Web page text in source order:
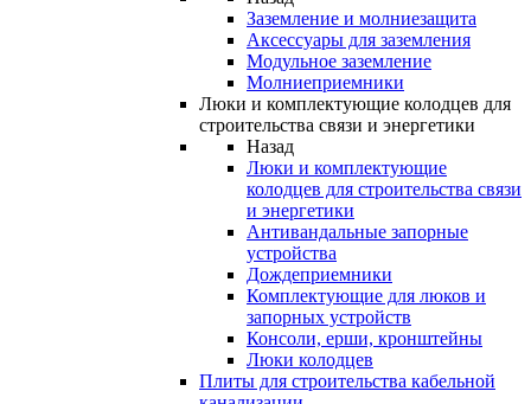
Заземление и молниезащита
Аксессуары для заземления
Модульное заземление
Молниеприемники
Люки и комплектующие колодцев для
строительства связи и энергетики
Назад
Люки и комплектующие
колодцев для строительства связи
и энергетики
Антивандальные запорные
устройства
Дождеприемники
Комплектующие для люков и
запорных устройств
Консоли, ерши, кронштейны
Люки колодцев
Плиты для строительства кабельной